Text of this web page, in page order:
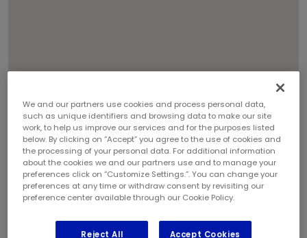
1
We and our partners use cookies and process personal data,
such as unique identifiers and browsing data to make our site
work, to help us improve our services and for the purposes listed
below. By clicking on “Accept” you agree to the use of cookies and
the processing of your personal data. For additional information
about the cookies we and our partners use and to manage your
preferences click on “Customize Settings.”. You can change your
preferences at any time or withdraw consent by revisiting our
preference center available through our Cookie Policy.
Reject All Accept Cookies